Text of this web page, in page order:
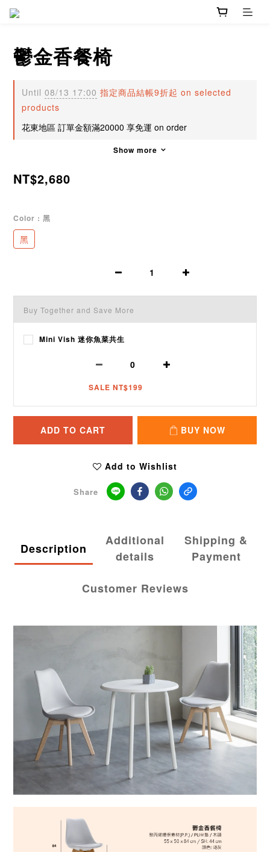
鬱金香餐椅
Until 08/13 17:00 指定商品結帳9折起 on selected
products
花東地區 訂單金額滿20000 享免運 on order
Show more
NT$2,680
Color : 黑
黑
Buy Together and Save More
Mini Vish 迷你魚菜共生
SALE NT$199
ADD TO CART BUY NOW
Add to Wishlist
Share
Description
Additional
details
Shipping &
Payment
Customer Reviews